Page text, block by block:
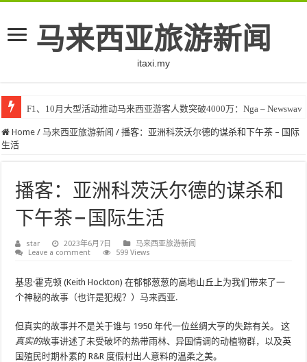
马来西亚旅游新闻
itaxi.my
F1、10月大型活动推动马来西亚游客人数突破4000万：Nga – Newswav
Home / 马来西亚旅游新闻 / 播客：亚洲科茨沃尔德的谋杀和下午茶 – 国际
生活
播客：亚洲科茨沃尔德的谋杀和
下午茶 – 国际生活
star 2023年6月7日
马来西亚旅游新闻
Leave a comment
599 Views
基思·霍克顿 (Keith Hockton) 在郁郁葱葱的高地山丘上为我们带来了一
个神秘的故事（也许是犯规？）马来西亚.
但真实的故事并不是关于谁与 1950 年代一位丝绸大亨的失踪有关。 这
真实的故事讲述了未受破坏的热带雨林、异国情调的动植物群，以及英
国殖民时期朴素的 R&R 度假村出人意料的温柔之美。